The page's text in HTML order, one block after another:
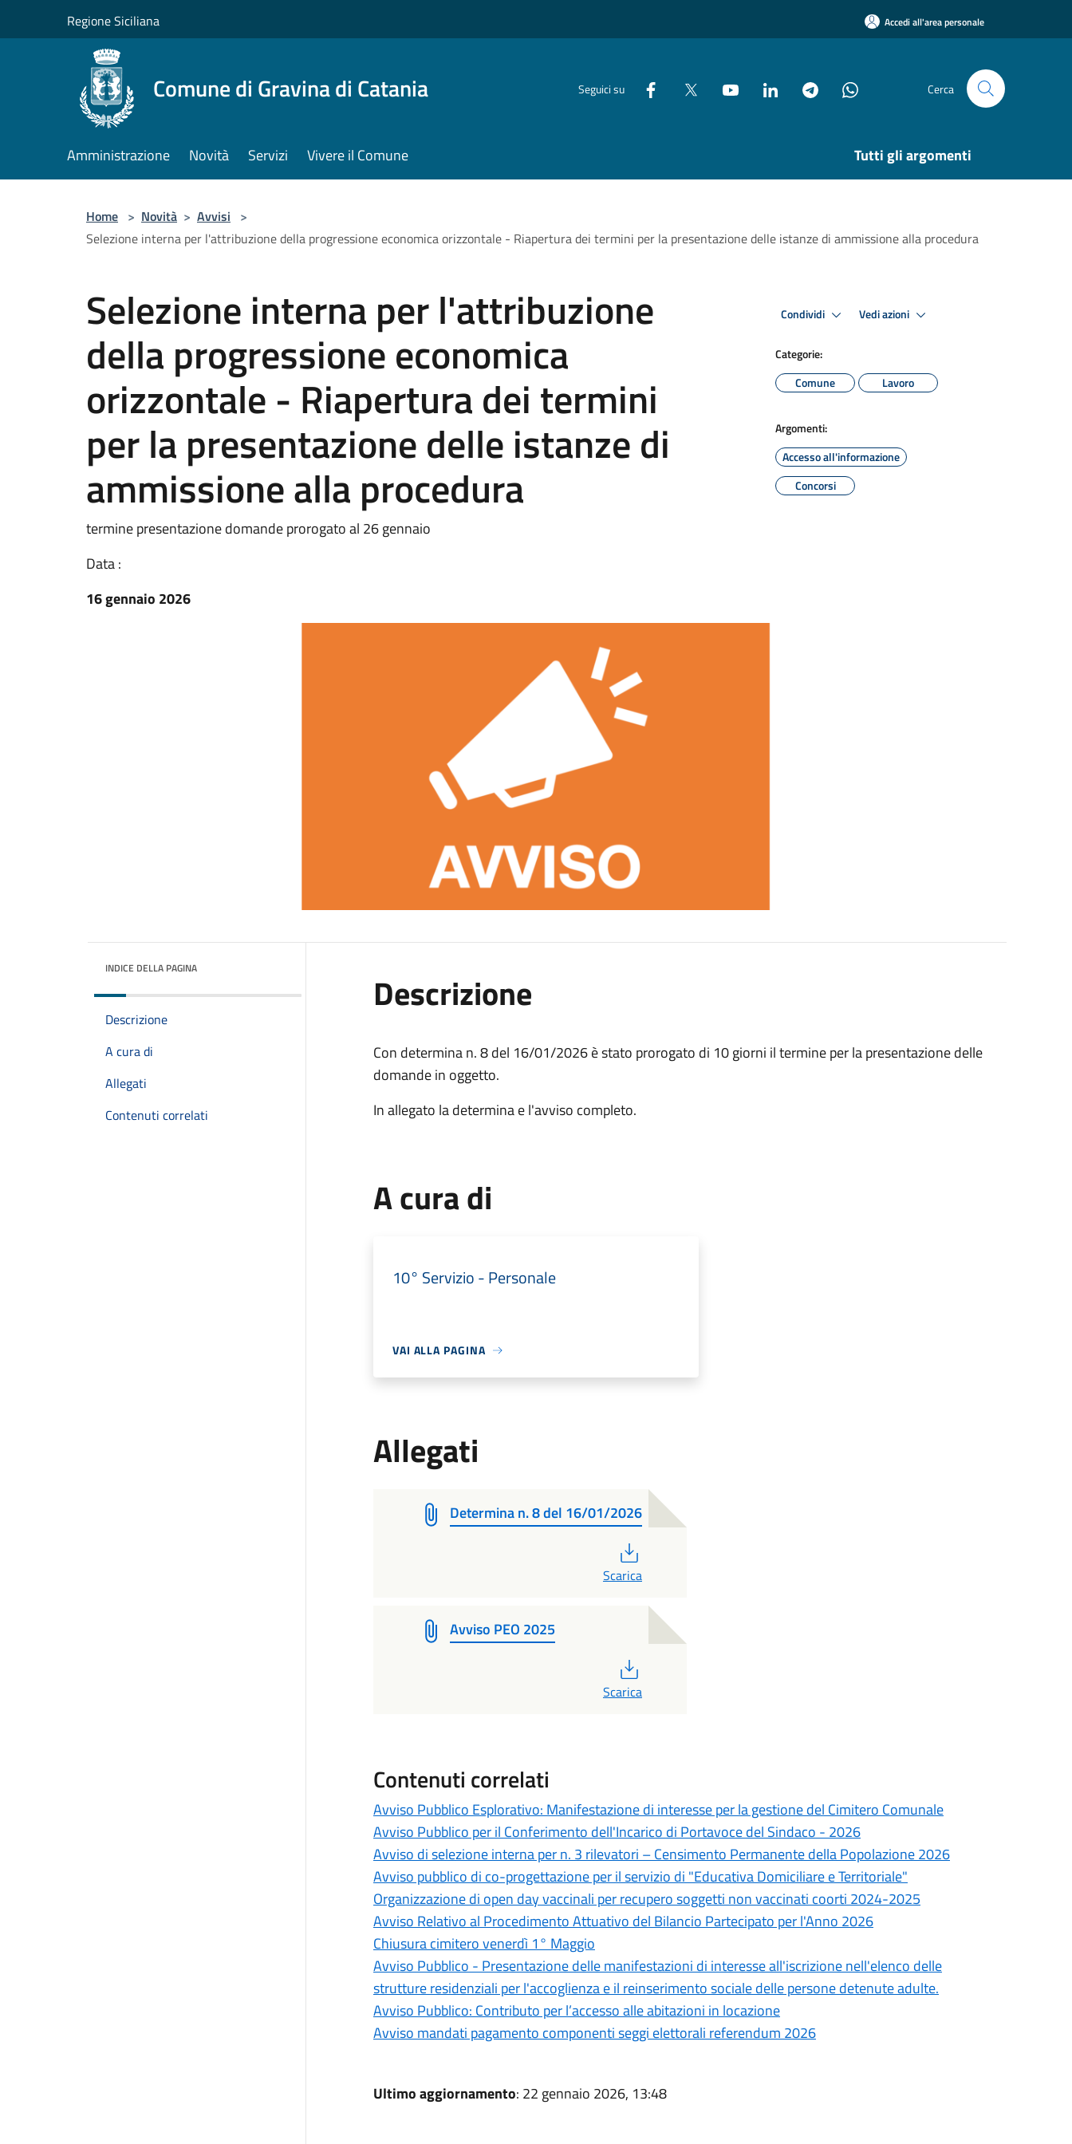
Regione Siciliana Accedi all'area personale
Comune di Gravina di Catania Seguici su Cerca
Amministrazione Novità Servizi Vivere il Comune Tutti gli argomenti
Home > Novità > Avvisi >
Selezione interna per l'attribuzione della progressione economica orizzontale - Riapertura dei termini per la presentazione delle istanze di ammissione alla procedura
Selezione interna per l'attribuzione
della progressione economica
orizzontale - Riapertura dei termini
per la presentazione delle istanze di
ammissione alla procedura
termine presentazione domande prorogato al 26 gennaio
Data :
16 gennaio 2026
Condividi Vedi azioni
Categorie:
Comune
Lavoro
Argomenti:
Accesso all'informazione
Concorsi
INDICE DELLA PAGINA
Descrizione
A cura di
Allegati
Contenuti correlati
Descrizione
Con determina n. 8 del 16/01/2026 è stato prorogato di 10 giorni il termine per la presentazione delle
domande in oggetto.
In allegato la determina e l'avviso completo.
A cura di
10° Servizio - Personale
VAI ALLA PAGINA
Allegati
Determina n. 8 del 16/01/2026
Scarica
Avviso PEO 2025
Scarica
Contenuti correlati
Avviso Pubblico Esplorativo: Manifestazione di interesse per la gestione del Cimitero Comunale
Avviso Pubblico per il Conferimento dell'Incarico di Portavoce del Sindaco - 2026
Avviso di selezione interna per n. 3 rilevatori – Censimento Permanente della Popolazione 2026
Avviso pubblico di co-progettazione per il servizio di "Educativa Domiciliare e Territoriale"
Organizzazione di open day vaccinali per recupero soggetti non vaccinati coorti 2024-2025
Avviso Relativo al Procedimento Attuativo del Bilancio Partecipato per l'Anno 2026
Chiusura cimitero venerdì 1° Maggio
Avviso Pubblico - Presentazione delle manifestazioni di interesse all'iscrizione nell'elenco delle
strutture residenziali per l'accoglienza e il reinserimento sociale delle persone detenute adulte.
Avviso Pubblico: Contributo per l’accesso alle abitazioni in locazione
Avviso mandati pagamento componenti seggi elettorali referendum 2026
Ultimo aggiornamento: 22 gennaio 2026, 13:48